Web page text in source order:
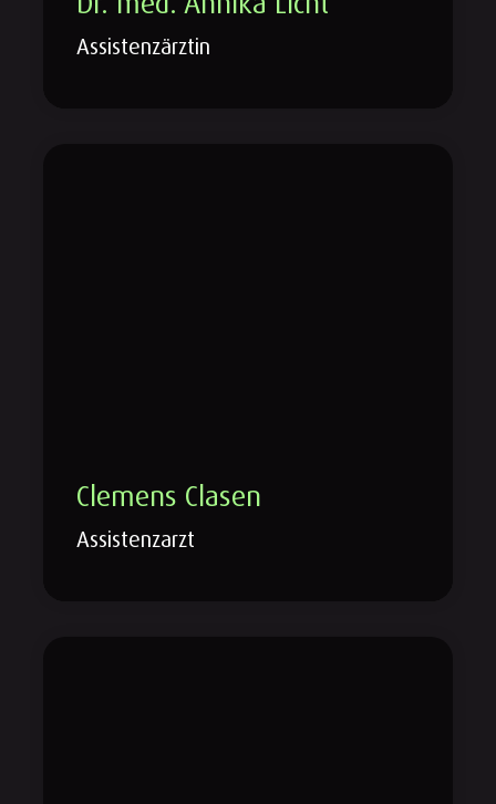
Assistenzärztin
Clemens Clasen
Assistenzarzt